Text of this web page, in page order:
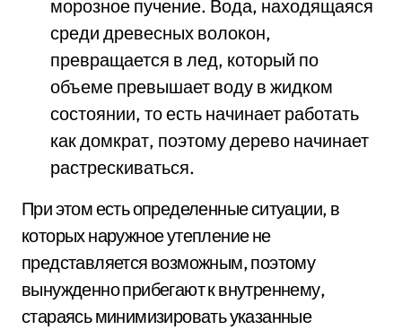
морозное пучение. Вода, находящаяся
среди древесных волокон,
превращается в лед, который по
объеме превышает воду в жидком
состоянии, то есть начинает работать
как домкрат, поэтому дерево начинает
растрескиваться.
При этом есть определенные ситуации, в
которых наружное утепление не
представляется возможным, поэтому
вынужденно прибегают к внутреннему,
стараясь минимизировать указанные